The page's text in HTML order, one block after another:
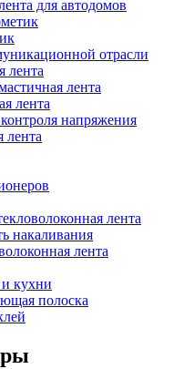
для автодомов
отрасли
лента
лента
лента
напряжения
лента
лента
накаливания
лента
кухни
полоска